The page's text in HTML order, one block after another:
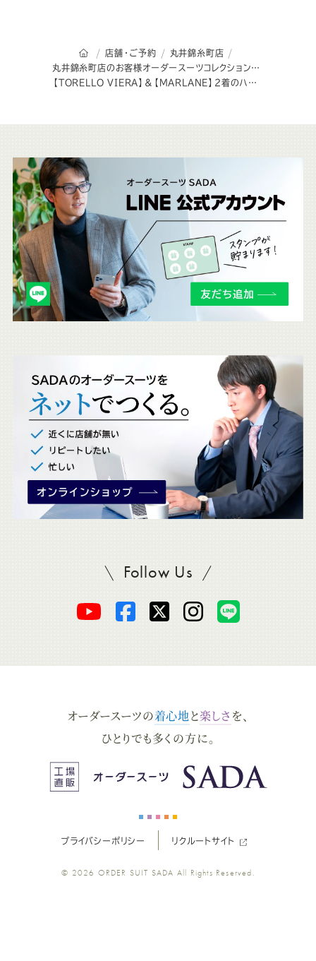
オーダースーツSADAのトップページ
店舗・ご予約
丸井錦糸町店
丸井錦糸町店のお客様オーダースーツコレクション
【TORELLO VIERA】＆【MARLANE】2着のハイグレード仕立て！
こ
ち
ら
も
チ
ェ
Follow UsSADAをフォロー
オ
ー
ス
ツ
オ
ー
ス
ー
オ
ー
ス
ー
ツ
オ
ー
ス
ツ
ス
ツ
オーダースーツの着心地と楽しさ を、
ひとりでも多くの方に。
プライバシーポリシー リクルートサイト
© 2026 ORDER SUIT SADA All Rights Reserved.